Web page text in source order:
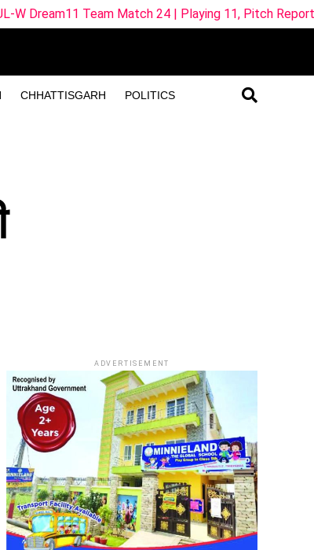
CHHATTISGARH POLITICS
Match 24 | Playing 11, Pitch Report & Fantasy Tips
ADVERTISEMENT